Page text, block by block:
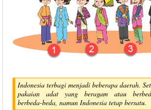
Indonesia terbagi menjadi beberapa daerah.
pakaian adat yang beragam atau
berbeda-beda, namun Indonesia tetap bersatu.